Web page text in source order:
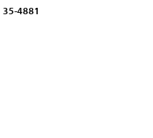
35-4881